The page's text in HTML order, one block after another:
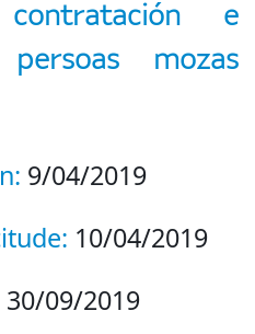
e
mozas
9/04/2019
10/04/2019
30/09/2019